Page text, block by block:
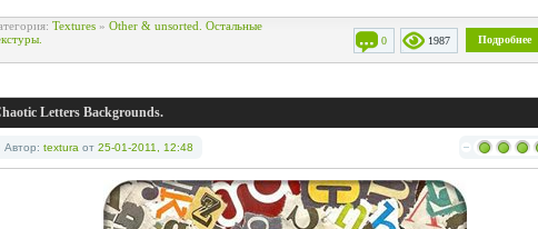
Textures» Other & unsorted. Остальные
Подробнее
1987
0
Letters Backgrounds.
Автор: textura от 25-01-2011, 12:48